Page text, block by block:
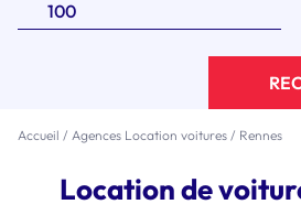
Accueil / Agences Location voitures / Rennes
Location de